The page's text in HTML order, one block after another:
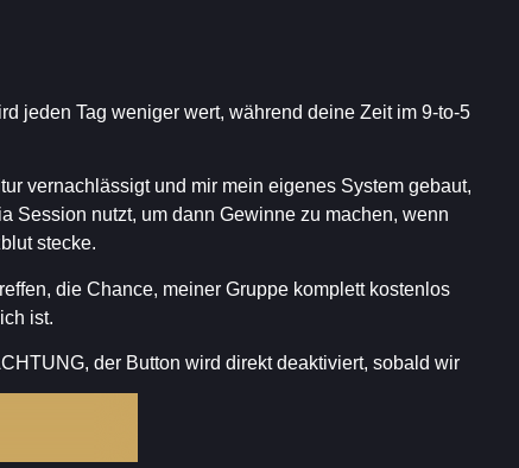
jeden Tag weniger wert, während deine Zeit im 9-to-5
vernachlässigt und mir mein eigenes System gebaut,
Session nutzt, um dann Gewinne zu machen, wenn
stecke.
die Chance, meiner Gruppe komplett kostenlos
ist.
der Button wird direkt deaktiviert, sobald wir